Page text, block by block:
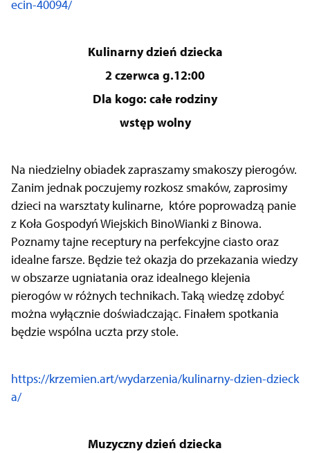
ecin-40094/
Kulinarny dzień dziecka
2 czerwca g.12:00
Dla kogo: całe rodziny
wstęp wolny
Na niedzielny obiadek zapraszamy smakoszy pierogów.
Zanim jednak poczujemy rozkosz smaków, zaprosimy
dzieci na warsztaty kulinarne, które poprowadzą panie
z Koła Gospodyń Wiejskich BinoWianki z Binowa.
Poznamy tajne receptury na perfekcyjne ciasto oraz
idealne farsze. Będzie też okazja do przekazania wiedzy
w obszarze ugniatania oraz idealnego klejenia
pierogów w różnych technikach. Taką wiedzę zdobyć
można wyłącznie doświadczając. Finałem spotkania
będzie wspólna uczta przy stole.
https://krzemien.art/wydarzenia/kulinarny-dzien-dzieck
a/
Muzyczny dzień dziecka